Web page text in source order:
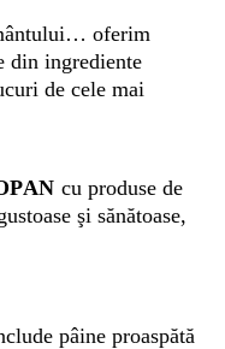
oferim
din ingrediente
de cele mai
cu produse de
şi sănătoase,
pâine proaspătă